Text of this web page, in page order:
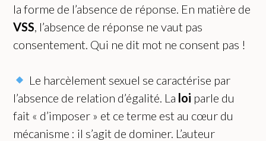
la forme de l’absence de réponse. En matière de
VSS , l’absence de réponse ne vaut pas
consentement. Qui ne dit mot ne consent pas !
Le harcèlement sexuel se caractérise par
l’absence de relation d’égalité. La loi parle du
fait « d’imposer » et ce terme est au cœur du
mécanisme : il s’agit de dominer. L’auteur